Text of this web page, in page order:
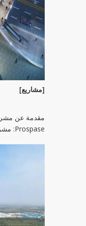
[مشاريع]
Prospase: مشروع Zhongjie Times Sq...